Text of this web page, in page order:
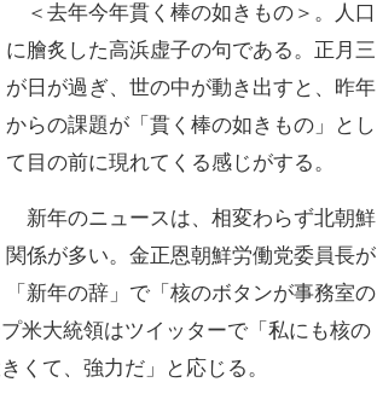
＜去年今年貫く棒の如きもの＞。人口
に膾炙した高浜虚子の句である。正月三
が日が過ぎ、世の中が動き出すと、昨年
からの課題が「貫く棒の如きもの」とし
て目の前に現れてくる感じがする。
新年のニュースは、相変わらず北朝鮮
関係が多い。金正恩朝鮮労働党委員長が
「新年の辞」で「核のボタンが事務室の
米大統領はツイッターで「私にも核の
くて、強力だ」と応じる。